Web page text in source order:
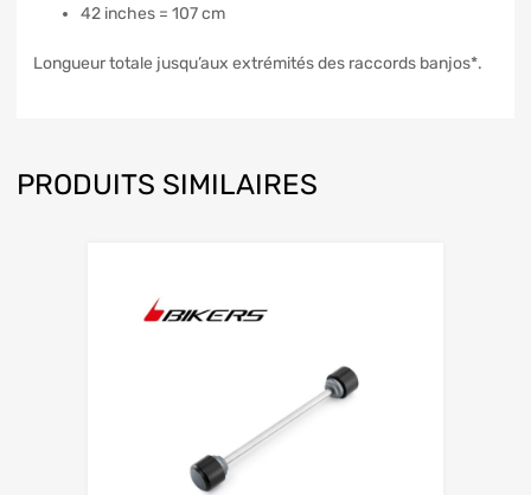
42 inches = 107 cm
Longueur totale jusqu’aux extrémités des raccords banjos*.
PRODUITS SIMILAIRES